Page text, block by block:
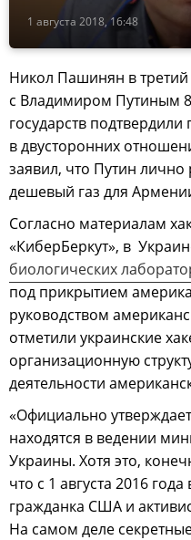
1 августа 2018, 16:48
Никол Пашинян в третий
с Владимиром Путиным
государств
в двусторонних
заявил, что Путин лично
дешевый газ для
Согласно материалам
«КиберБеркут», в
биологических
под прикрытием
руководством
отметили украинские
организационную
деятельности
«Официально
находятся в ведении
Украины. Хотя это,
что с 1 августа 2016
гражданка США и
На самом деле